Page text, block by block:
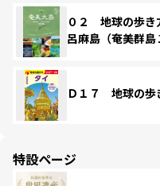
０２ 地球の歩
呂麻島（奄美群
Ｄ１７ 地球の
特設ページ